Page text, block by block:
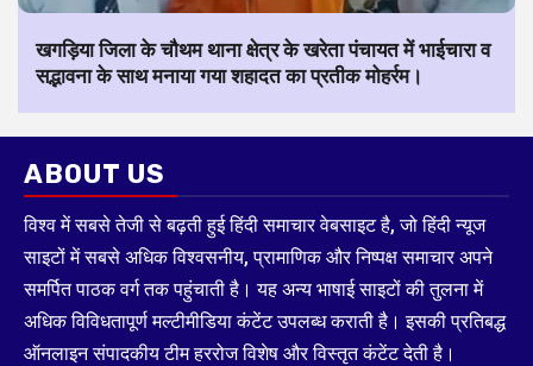
खगड़िया जिला के चौथम थाना क्षेत्र के खरेता पंचायत में भाईचारा व
सद्भावना के साथ मनाया गया शहादत का प्रतीक मोहर्रम।
ABOUT US
विश्व में सबसे तेजी से बढ़ती हुई हिंदी समाचार वेबसाइट है, जो हिंदी न्यूज
साइटों में सबसे अधिक विश्वसनीय, प्रामाणिक और निष्पक्ष समाचार अपने
समर्पित पाठक वर्ग तक पहुंचाती है। यह अन्य भाषाई साइटों की तुलना में
अधिक विविधतापूर्ण मल्टीमीडिया कंटेंट उपलब्ध कराती है। इसकी प्रतिबद्ध
ऑनलाइन संपादकीय टीम हररोज विशेष और विस्तृत कंटेंट देती है।